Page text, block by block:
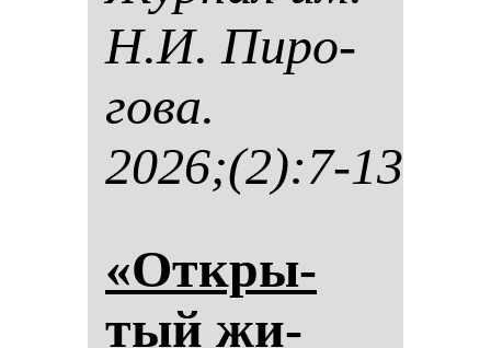
Н.И. Пи­ро­
го­ва.
2026;(2):7-13
«От­кры­
тый жи­